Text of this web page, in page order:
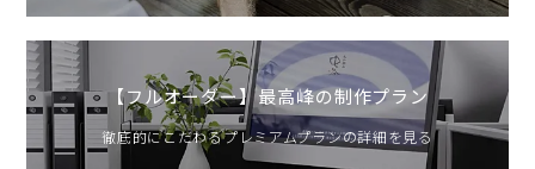
【フルオーダー】最高峰の制作プラン
徹底的にこだわるプレミアムプランの詳細を見る